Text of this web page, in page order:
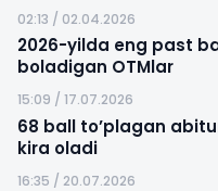
02:13 / 02.04.2026
2026-yilda eng past
boladigan OTMlar
15:09 / 17.07.2026
68 ball to’plagan
kira oladi
16:35 / 20.07.2026